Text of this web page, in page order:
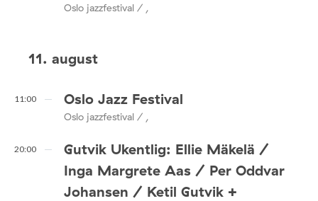
Oslo jazzfestival / ,
11. august
11:00 Oslo Jazz Festival
Oslo jazzfestival / ,
20:00
Gutvik Ukentlig: Ellie Mäkelä /
Inga Margrete Aas / Per Oddvar
Johansen / Ketil Gutvik +